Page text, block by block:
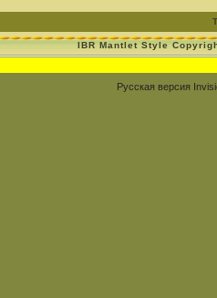
IBR Mantlet Style
Русская версия